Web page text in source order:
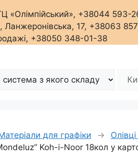
«Олімпійський», +38044 593-
Ланжеронівська, 17, +38063
+38050 348-01-38
для графіки →
Koh-i-Noor 18кол у